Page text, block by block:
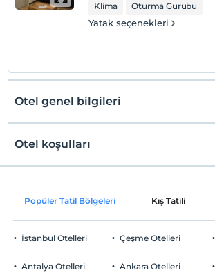
Klima Oturma Gurubu
Yatak seçenekleri
Otel genel bilgileri
Ortak alanlar ve tüm odalar
Otel koşulları
Check/in
Check/out
En geç saat 12:00 ve öncesi
Evcil Hayvan
Popüler Tatil Bölgeleri Kış Tatili
İstanbul Otelleri
Antalya Otelleri
Çeşme Otelleri
Ankara Otelleri